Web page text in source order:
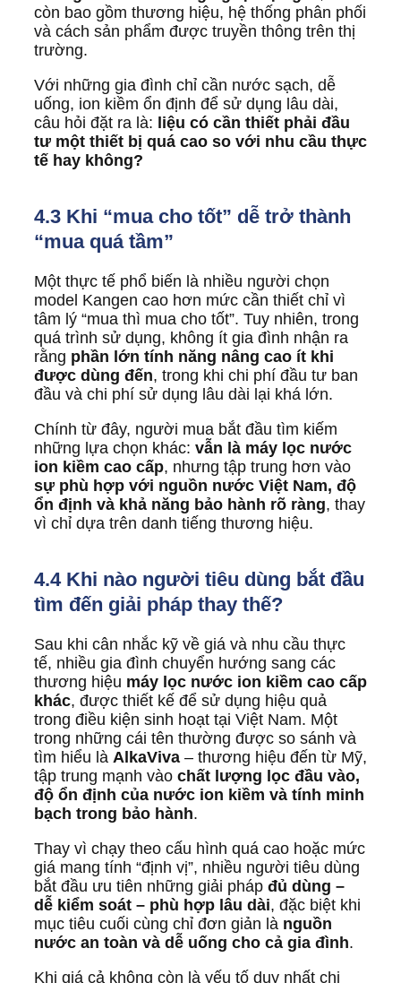
còn bao gồm thương hiệu, hệ thống phân phối
và cách sản phẩm được truyền thông trên thị
trường.
Với những gia đình chỉ cần nước sạch, dễ
uống, ion kiềm ổn định để sử dụng lâu dài,
câu hỏi đặt ra là: liệu có cần thiết phải đầu
tư một thiết bị quá cao so với nhu cầu thực
tế hay không?
4.3 Khi “mua cho tốt” dễ trở thành
“mua quá tầm”
Một thực tế phổ biến là nhiều người chọn
model Kangen cao hơn mức cần thiết chỉ vì
tâm lý “mua thì mua cho tốt”. Tuy nhiên, trong
quá trình sử dụng, không ít gia đình nhận ra
rằng phần lớn tính năng nâng cao ít khi
được dùng đến, trong khi chi phí đầu tư ban
đầu và chi phí sử dụng lâu dài lại khá lớn.
Chính từ đây, người mua bắt đầu tìm kiếm
những lựa chọn khác: vẫn là máy lọc nước
ion kiềm cao cấp, nhưng tập trung hơn vào
sự phù hợp với nguồn nước Việt Nam, độ
ổn định và khả năng bảo hành rõ ràng, thay
vì chỉ dựa trên danh tiếng thương hiệu.
4.4 Khi nào người tiêu dùng bắt đầu
tìm đến giải pháp thay thế?
Sau khi cân nhắc kỹ về giá và nhu cầu thực
tế, nhiều gia đình chuyển hướng sang các
thương hiệu máy lọc nước ion kiềm cao cấp
khác, được thiết kế để sử dụng hiệu quả
trong điều kiện sinh hoạt tại Việt Nam. Một
trong những cái tên thường được so sánh và
tìm hiểu là AlkaViva– thương hiệu đến từ Mỹ,
tập trung mạnh vào chất lượng lọc đầu vào,
độ ổn định của nước ion kiềm và tính minh
bạch trong bảo hành.
Thay vì chạy theo cấu hình quá cao hoặc mức
giá mang tính “định vị”, nhiều người tiêu dùng
bắt đầu ưu tiên những giải pháp đủ dùng –
dễ kiểm soát – phù hợp lâu dài, đặc biệt khi
mục tiêu cuối cùng chỉ đơn giản là nguồn
nước an toàn và dễ uống cho cả gia đình.
Khi giá cả không còn là yếu tố duy nhất chi